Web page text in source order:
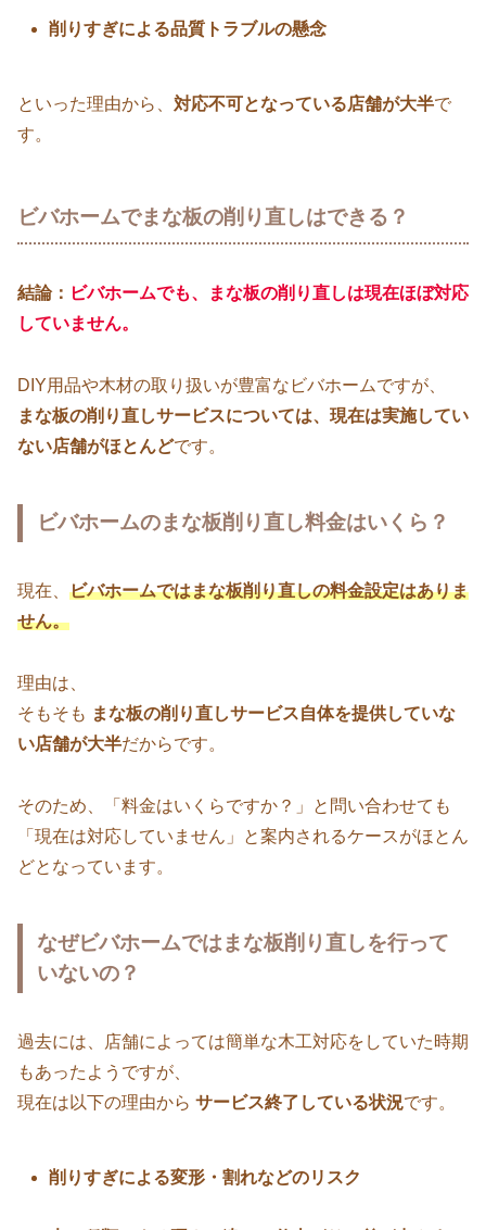
削りすぎによる品質トラブルの懸念
といった理由から、 対応不可となっている店舗が大半で
す。
ビバホームでまな板の削り直しはできる？
結論： ビバホームでも、まな板の削り直しは現在ほぼ対応
していません。
DIY用品や木材の取り扱いが豊富なビバホームですが、
まな板の削り直しサービスについては、現在は実施してい
ない店舗がほとんどです。
ビバホームのまな板削り直し料金はいくら？
現在、 ビバホームではまな板削り直しの料金設定はありま
せん。
理由は、
そもそも まな板の削り直しサービス自体を提供していな
い店舗が大半だからです。
そのため、「料金はいくらですか？」と問い合わせても
「現在は対応していません」と案内されるケースがほとん
どとなっています。
なぜビバホームではまな板削り直しを行って
いないの？
過去には、店舗によっては簡単な木工対応をしていた時期
もあったようですが、
現在は以下の理由から サービス終了している状況です。
削りすぎによる変形・割れなどのリスク